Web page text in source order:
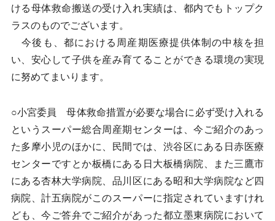
ける母体救命搬送の受け入れ実績は、都内でもトップク
ラスのものでございます。
今後も、都における周産期医療提供体制の中核を担
い、安心して子供を産み育てることができる環境の実現
に努めてまいります。
○小宮委員 母体救命措置が必要な場合に必ず受け入れる
というスーパー総合周産期センターは、今ご紹介のあっ
た多摩小児のほかに、民間では、渋谷区にある日赤医療
センターですとか板橋にある日大板橋病院、また三鷹市
にある杏林大学病院、品川区にある昭和大学病院など四
病院、計五病院がこのスーパーに指定されていますけれ
ども、今ご答弁でご紹介があった都立墨東病院において